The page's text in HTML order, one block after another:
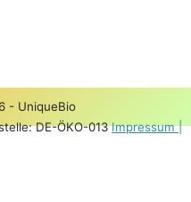
- UniqueBio
DE-ÖKO-013Impressum |